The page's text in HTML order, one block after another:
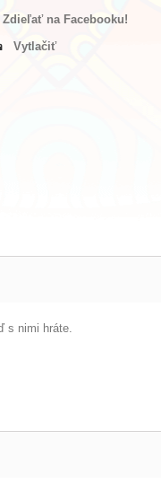
Zdieľať na Facebooku!
Vytlačiť
s nimi hráte.